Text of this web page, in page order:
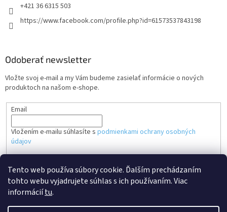
Tento web používa súbory cookie. Ďalším prechádzaním
tohto webu vyjadrujete súhlas s ich používaním. Viac
informáciítu.
+421 36 6315 503
https://www.facebook.com/profile.php?id=61573537843198
Odoberať newsletter
Vložte svoj e-mail a my Vám budeme zasielať informácie o nových
produktoch na našom e-shope.
Email
Vložením e-mailu súhlasíte s podmienkami ochrany osobných
údajov
PRIHLÁSIŤ SA